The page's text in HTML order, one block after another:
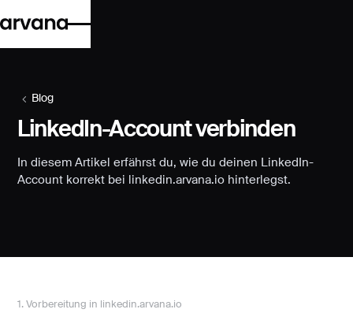
Blog
LinkedIn-Account verbinden
In diesem Artikel erfährst du, wie du deinen LinkedIn-
Account korrekt bei linkedin.arvana.io hinterlegst.
1. Vorbereitung in linkedin.arvana.io